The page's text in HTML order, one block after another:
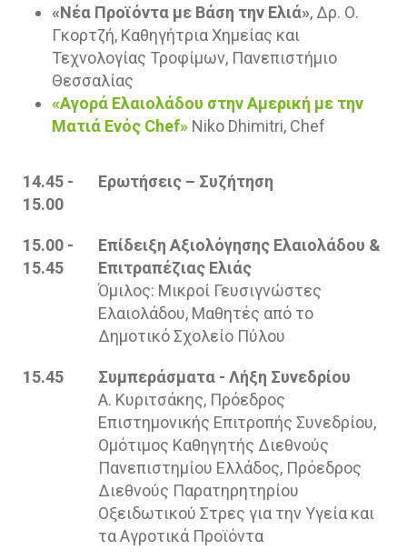
«Νέα Προϊόντα με Βάση την Ελιά», Δρ. Ο.
Γκορτζή, Καθηγήτρια Χημείας και
Τεχνολογίας Τροφίμων, Πανεπιστήμιο
Θεσσαλίας
«Αγορά Ελαιολάδου στην Αμερική με την
Ματιά Ενός Chef» Niko Dhimitri, Chef
14.45 -
15.00
Ερωτήσεις – Συζήτηση
15.00 -
15.45
Επίδειξη Αξιολόγησης Ελαιολάδου &
Επιτραπέζιας Ελιάς
Όμιλος: Μικροί Γευσιγνώστες
Ελαιολάδου, Μαθητές από το
Δημοτικό Σχολείο Πύλου
15.45
Συμπεράσματα - Λήξη Συνεδρίου
Α. Κυριτσάκης, Πρόεδρος
Επιστημονικής Επιτροπής Συνεδρίου,
Ομότιμος Καθηγητής Διεθνούς
Πανεπιστημίου Ελλάδος, Πρόεδρος
Διεθνούς Παρατηρητηρίου
Οξειδωτικού Στρες για την Υγεία και
τα Αγροτικά Προϊόντα